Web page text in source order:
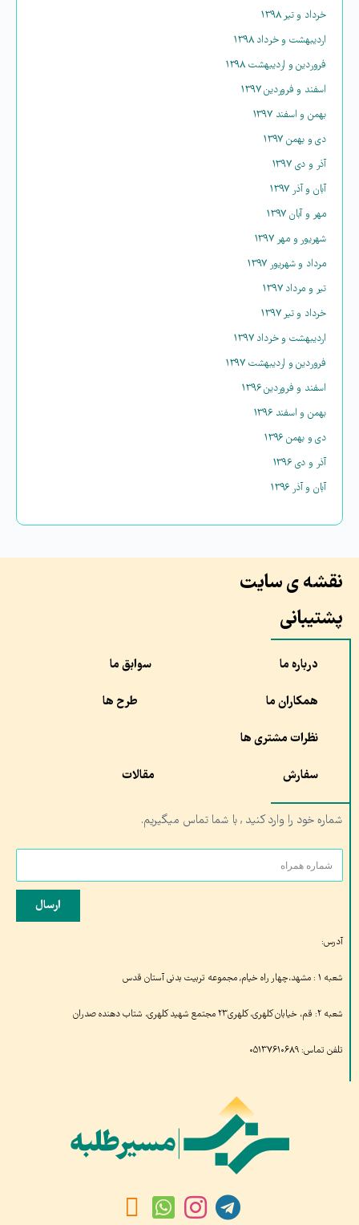
خرداد و تیر ۱۳۹۸
اردیبهشت و خرداد ۱۳۹۸
فروردین و اردیبهشت ۱۳۹۸
اسفند و فروردین ۱۳۹۷
بهمن و اسفند ۱۳۹۷
دی و بهمن ۱۳۹۷
آذر و دی ۱۳۹۷
آبان و آذر ۱۳۹۷
مهر و آبان ۱۳۹۷
شهریور و مهر ۱۳۹۷
مرداد و شهریور ۱۳۹۷
تیر و مرداد ۱۳۹۷
خرداد و تیر ۱۳۹۷
اردیبهشت و خرداد ۱۳۹۷
فروردین و اردیبهشت ۱۳۹۷
اسفند و فروردین ۱۳۹۶
بهمن و اسفند ۱۳۹۶
دی و بهمن ۱۳۹۶
آذر و دی ۱۳۹۶
آبان و آذر ۱۳۹۶
نقشه ی سایت
پشتیبانی
درباره ما سوابق ما
همکاران ما طرح ها
نظرات مشتری ها
سفارش مقالات
شماره خود را وارد کنید , با شما تماس میگیریم.
ارسال
آدرس:
شعبه ۱ : مشهد،چهار راه خیام, مجموعه تربیت بدنی آستان قدس
شعبه ۲: قم، خیابان کلهری، کلهری۲۳ مجتمع شهید کلهری، شتاب دهنده صدران
تلفن تماس: ۰۵۱۳۷۶۱۰۶۸۹